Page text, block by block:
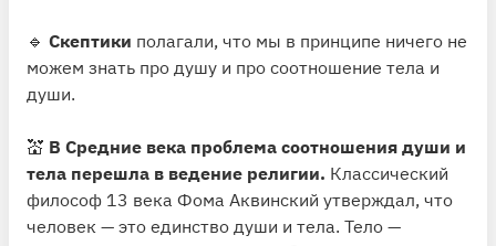
🔹 Скептики полагали, что мы в принципе ничего не
можем знать про душу и про соотношение тела и
души.
💒 В Средние века проблема соотношения души и
тела перешла в ведение религии. Классический
философ 13 века Фома Аквинский утверждал, что
человек — это единство души и тела. Тело —